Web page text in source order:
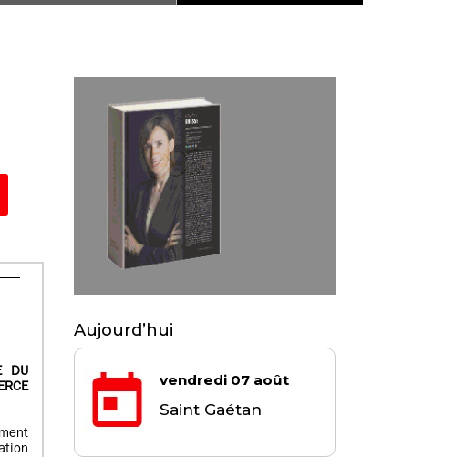
DU
Aujourd’hui
vendredi 07 août
Saint Gaétan